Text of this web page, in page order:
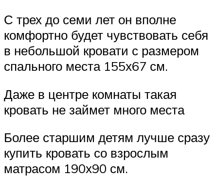
С трех до семи лет он вполне
комфортно будет чувствовать себя
в небольшой кровати с размером
спального места 155х67 см.
Даже в центре комнаты такая
кровать не займет много места
Более старшим детям лучше сразу
купить кровать со взрослым
матрасом 190х90 см.